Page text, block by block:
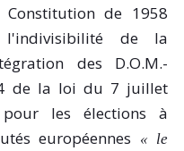
de 1958
de la
des D.O.M.-
de la loi du 7 juillet
les élections à
européennes
« le